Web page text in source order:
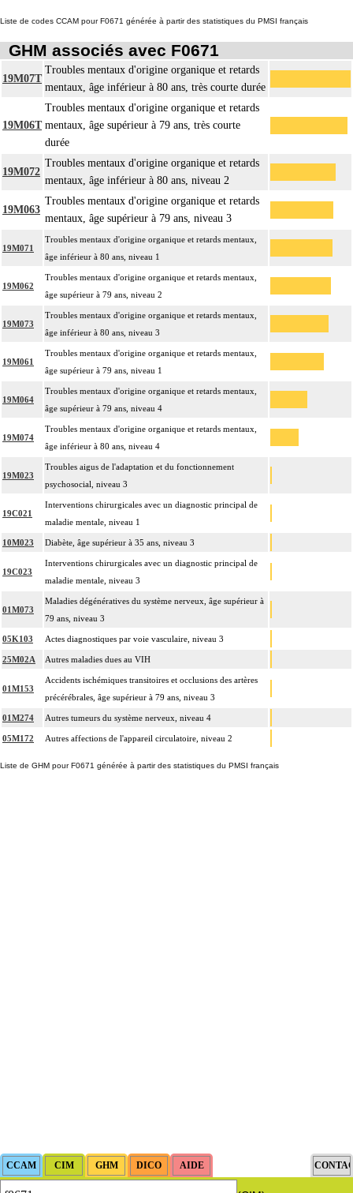
Liste de codes CCAM pour F0671 générée à partir des statistiques du PMSI français
GHM associés avec F0671
19M07T
Troubles mentaux d'origine organique et retards
mentaux, âge inférieur à 80 ans, très courte durée
19M06T
Troubles mentaux d'origine organique et retards
mentaux, âge supérieur à 79 ans, très courte
durée
19M072
Troubles mentaux d'origine organique et retards
mentaux, âge inférieur à 80 ans, niveau 2
19M063
Troubles mentaux d'origine organique et retards
mentaux, âge supérieur à 79 ans, niveau 3
19M071
Troubles mentaux d'origine organique et retards mentaux,
âge inférieur à 80 ans, niveau 1
19M062
Troubles mentaux d'origine organique et retards mentaux,
âge supérieur à 79 ans, niveau 2
19M073
Troubles mentaux d'origine organique et retards mentaux,
âge inférieur à 80 ans, niveau 3
19M061
Troubles mentaux d'origine organique et retards mentaux,
âge supérieur à 79 ans, niveau 1
19M064
Troubles mentaux d'origine organique et retards mentaux,
âge supérieur à 79 ans, niveau 4
19M074
Troubles mentaux d'origine organique et retards mentaux,
âge inférieur à 80 ans, niveau 4
19M023
Troubles aigus de l'adaptation et du fonctionnement
psychosocial, niveau 3
19C021
Interventions chirurgicales avec un diagnostic principal de
maladie mentale, niveau 1
10M023 Diabète, âge supérieur à 35 ans, niveau 3
19C023
Interventions chirurgicales avec un diagnostic principal de
maladie mentale, niveau 3
01M073
Maladies dégénératives du système nerveux, âge supérieur à
79 ans, niveau 3
05K103 Actes diagnostiques par voie vasculaire, niveau 3
25M02A Autres maladies dues au VIH
01M153
Accidents ischémiques transitoires et occlusions des artères
précérébrales, âge supérieur à 79 ans, niveau 3
01M274 Autres tumeurs du système nerveux, niveau 4
05M172 Autres affections de l'appareil circulatoire, niveau 2
Liste de GHM pour F0671 générée à partir des statistiques du PMSI français